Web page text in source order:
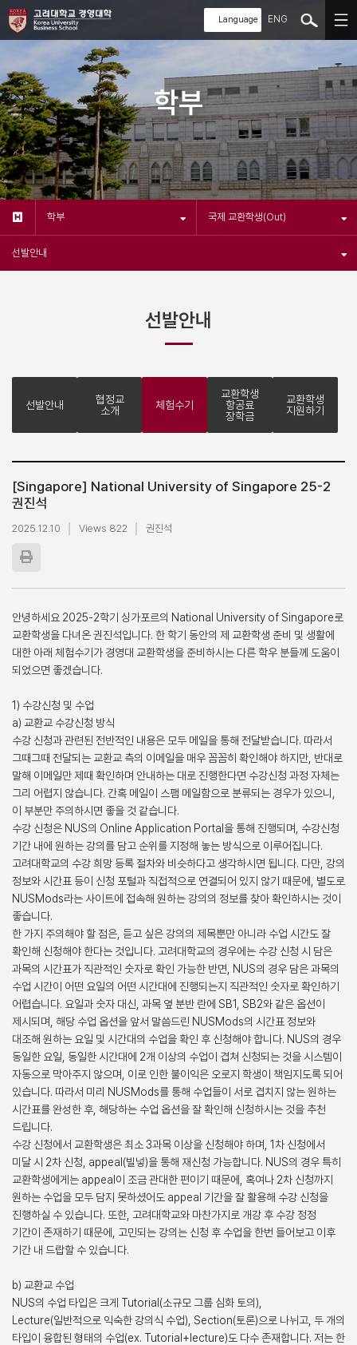
ENG
학부
학부 국제 교환학생(Out)
선발안내
선발안내
선발안내
협정교
소개
체험수기
교환학생
항공료
장학금
교환학생
지원하기
[Singapore] National University of Singapore 25-2
권진석
2025.12.10 Views 822 권진석
안녕하세요 2025-2학기 싱가포르의 National University of Singapore로
교환학생을 다녀온 권진석입니다. 한 학기 동안의 제 교환학생 준비 및 생활에
대한 아래 체험수기가 경영대 교환학생을 준비하시는 다른 학우 분들께 도움이
되었으면 좋겠습니다.
1) 수강신청 및 수업
a) 교환교 수강신청 방식
수강 신청과 관련된 전반적인 내용은 모두 메일을 통해 전달받습니다. 따라서
그때그때 전달되는 교환교 측의 이메일을 매우 꼼꼼히 확인해야 하지만, 반대로
말해 이메일만 제때 확인하며 안내하는 대로 진행한다면 수강신청 과정 자체는
그리 어렵지 않습니다. 간혹 메일이 스팸 메일함으로 분류되는 경우가 있으니,
이 부분만 주의하시면 좋을 것 같습니다.
수강 신청은 NUS의 Online Application Portal을 통해 진행되며, 수강신청
기간 내에 원하는 강의를 담고 순위를 지정해 놓는 방식으로 이루어집니다.
고려대학교의 수강 희망 등록 절차와 비슷하다고 생각하시면 됩니다. 다만, 강의
정보와 시간표 등이 신청 포털과 직접적으로 연결되어 있지 않기 때문에, 별도로
NUSMods라는 사이트에 접속해 원하는 강의의 정보를 찾아 확인하시는 것이
좋습니다.
한 가지 주의해야 할 점은, 듣고 싶은 강의의 제목뿐만 아니라 수업 시간도 잘
확인해 신청해야 한다는 것입니다. 고려대학교의 경우에는 수강 신청 시 담은
과목의 시간표가 직관적인 숫자로 확인 가능한 반면, NUS의 경우 담은 과목의
수업 시간이 어떤 요일의 어떤 시간대에 진행되는지 직관적인 숫자로 확인하기
어렵습니다. 요일과 숫자 대신, 과목 옆 분반 란에 SB1, SB2와 같은 옵션이
제시되며, 해당 수업 옵션을 앞서 말씀드린 NUSMods의 시간표 정보와
대조해 원하는 요일 및 시간대의 수업을 확인 후 신청해야 합니다. NUS의 경우
동일한 요일, 동일한 시간대에 2개 이상의 수업이 겹쳐 신청되는 것을 시스템이
자동으로 막아주지 않으며, 이로 인한 불이익은 오로지 학생이 책임지도록 되어
있습니다. 따라서 미리 NUSMods를 통해 수업들이 서로 겹치지 않는 원하는
시간표를 완성한 후, 해당하는 수업 옵션을 잘 확인해 신청하시는 것을 추천
드립니다.
수강 신청에서 교환학생은 최소 3과목 이상을 신청해야 하며, 1차 신청에서
미달 시 2차 신청, appeal(빌넣)을 통해 재신청 가능합니다. NUS의 경우 특히
교환학생에게는 appeal이 조금 관대한 편이기 때문에, 혹여나 2차 신청까지
원하는 수업을 모두 담지 못하셨어도 appeal 기간을 잘 활용해 수강 신청을
진행하실 수 있습니다. 또한, 고려대학교와 마찬가지로 개강 후 수강 정정
기간이 존재하기 때문에, 고민되는 강의는 신청 후 수업을 한번 들어보고 이후
기간 내 드랍할 수 있습니다.
b) 교환교 수업
NUS의 수업 타입은 크게 Tutorial(소규모 그룹 심화 토의),
Lecture(일반적으로 익숙한 강의식 수업), Section(토론)으로 나뉘고, 두 개의
타입이 융합된 형태의 수업(ex. Tutorial+lecture)도 다수 존재합니다. 저는 한